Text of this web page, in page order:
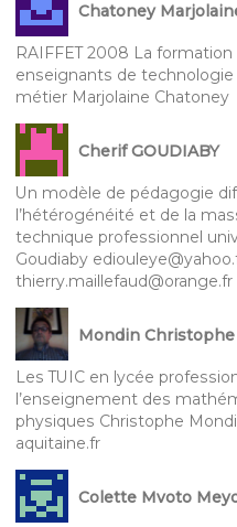
Chatoney
RAIFFET 2008 La
enseignants de technologie
métier Marjolaine Chatoney
Cherif GOUDIABY
Un modèle de pédagogie
l’hétérogénéité et de la
technique professionnel
Goudiaby
thierry.maillefaud@orange.fr
Mondin Christophe
Les TUIC en lycée
l’enseignement des
physiques Christophe
aquitaine.fr
Colette Mvoto